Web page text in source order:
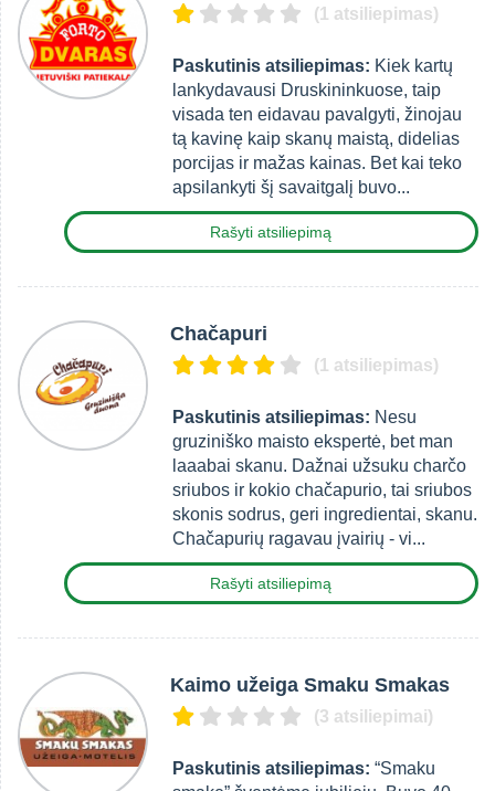
(1 atsiliepimas)
Paskutinis atsiliepimas: Kiek kartų
lankydavausi Druskininkuose, taip
visada ten eidavau pavalgyti, žinojau
tą kavinę kaip skanų maistą, didelias
porcijas ir mažas kainas. Bet kai teko
apsilankyti šį savaitgalį buvo...
Rašyti atsiliepimą
Chačapuri
(1 atsiliepimas)
Paskutinis atsiliepimas: Nesu
gruziniško maisto ekspertė, bet man
laaabai skanu. Dažnai užsuku charčo
sriubos ir kokio chačapurio, tai sriubos
skonis sodrus, geri ingredientai, skanu.
Chačapurių ragavau įvairių - vi...
Rašyti atsiliepimą
Kaimo užeiga Smaku Smakas
(3 atsiliepimai)
Paskutinis atsiliepimas: “Smaku